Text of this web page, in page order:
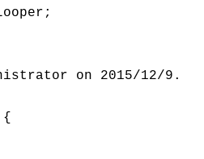
on 2015/12/9.
{